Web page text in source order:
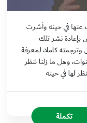
عام 2016 وقد كتبت عنها في حينه وأشرت
بإعادة نشر تلك
وترجمته كاملا، لمعرفة
تحقق من تلك التنبؤات بعد 8 سنوات، وهل ما زلنا ننظر
لها في حينه
تكملة